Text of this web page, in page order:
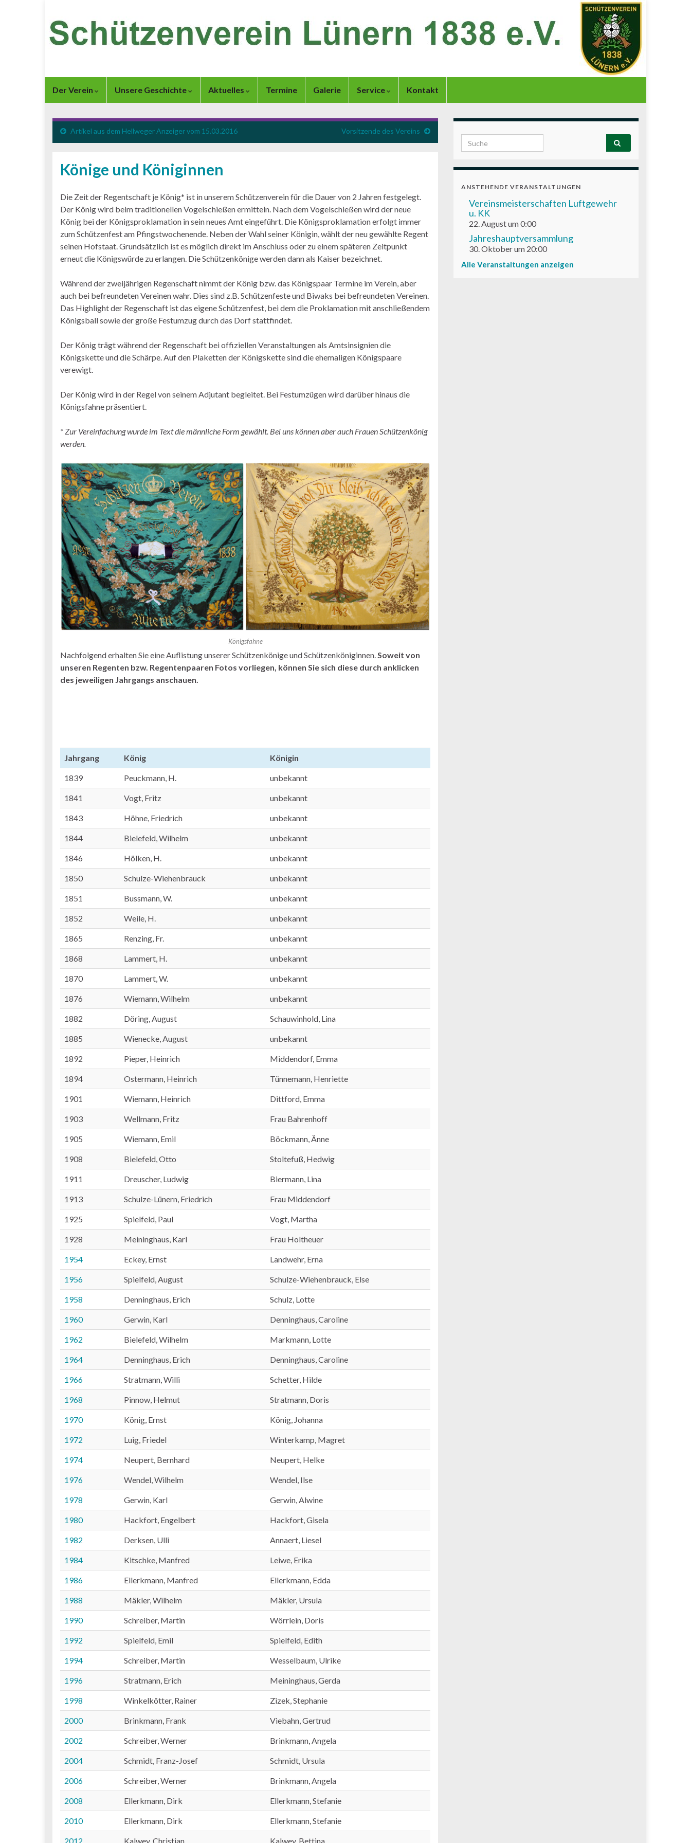
Der Verein Unsere Geschichte Aktuelles Termine Galerie Service Kontakt
Artikel aus dem Hellweger Anzeiger vom 15.03.2016 Vorsitzende des Vereins
Könige und Königinnen
Die Zeit der Regentschaft je König* ist in unserem Schützenverein für die Dauer von 2 Jahren festgelegt.
Der König wird beim traditionellen Vogelschießen ermitteln. Nach dem Vogelschießen wird der neue
König bei der Königsproklamation in sein neues Amt eingeführt. Die Königsproklamation erfolgt immer
zum Schützenfest am Pfingstwochenende. Neben der Wahl seiner Königin, wählt der neu gewählte Regent
seinen Hofstaat. Grundsätzlich ist es möglich direkt im Anschluss oder zu einem späteren Zeitpunkt
erneut die Königswürde zu erlangen. Die Schützenkönige werden dann als Kaiser bezeichnet.
Während der zweijährigen Regenschaft nimmt der König bzw. das Königspaar Termine im Verein, aber
auch bei befreundeten Vereinen wahr. Dies sind z.B. Schützenfeste und Biwaks bei befreundeten Vereinen.
Das Highlight der Regenschaft ist das eigene Schützenfest, bei dem die Proklamation mit anschließendem
Königsball sowie der große Festumzug durch das Dorf stattfindet.
Der König trägt während der Regenschaft bei offiziellen Veranstaltungen als Amtsinsignien die
Königskette und die Schärpe. Auf den Plaketten der Königskette sind die ehemaligen Königspaare
verewigt.
Der König wird in der Regel von seinem Adjutant begleitet. Bei Festumzügen wird darüber hinaus die
Königsfahne präsentiert.
* Zur Vereinfachung wurde im Text die männliche Form gewählt. Bei uns können aber auch Frauen Schützenkönig
werden.
Königsfahne
Nachfolgend erhalten Sie eine Auflistung unserer Schützenkönige und Schützenköniginnen.Soweit von
unseren Regenten bzw. Regentenpaaren Fotos vorliegen, können Sie sich diese durch anklicken
des jeweiligen Jahrgangs anschauen.
Jahrgang König Königin
1839 Peuckmann, H. unbekannt
1841 Vogt, Fritz unbekannt
1843 Höhne, Friedrich unbekannt
1844 Bielefeld, Wilhelm unbekannt
1846 Hölken, H. unbekannt
1850 Schulze-Wiehenbrauck unbekannt
1851 Bussmann, W. unbekannt
1852 Weile, H. unbekannt
1865 Renzing, Fr. unbekannt
1868 Lammert, H. unbekannt
1870 Lammert, W. unbekannt
1876 Wiemann, Wilhelm unbekannt
1882 Döring, August Schauwinhold, Lina
1885 Wienecke, August unbekannt
1892 Pieper, Heinrich Middendorf, Emma
1894 Ostermann, Heinrich Tünnemann, Henriette
1901 Wiemann, Heinrich Dittford, Emma
1903 Wellmann, Fritz Frau Bahrenhoff
1905 Wiemann, Emil Böckmann, Änne
1908 Bielefeld, Otto Stoltefuß, Hedwig
1911 Dreuscher, Ludwig Biermann, Lina
1913 Schulze-Lünern, Friedrich Frau Middendorf
1925 Spielfeld, Paul Vogt, Martha
1928 Meininghaus, Karl Frau Holtheuer
1954 Eckey, Ernst Landwehr, Erna
1956 Spielfeld, August Schulze-Wiehenbrauck, Else
1958 Denninghaus, Erich Schulz, Lotte
1960 Gerwin, Karl Denninghaus, Caroline
1962 Bielefeld, Wilhelm Markmann, Lotte
1964 Denninghaus, Erich Denninghaus, Caroline
1966 Stratmann, Willi Schetter, Hilde
1968 Pinnow, Helmut Stratmann, Doris
1970 König, Ernst König, Johanna
1972 Luig, Friedel Winterkamp, Magret
1974 Neupert, Bernhard Neupert, Helke
1976 Wendel, Wilhelm Wendel, Ilse
1978 Gerwin, Karl Gerwin, Alwine
1980 Hackfort, Engelbert Hackfort, Gisela
1982 Derksen, Ulli Annaert, Liesel
1984 Kitschke, Manfred Leiwe, Erika
1986 Ellerkmann, Manfred Ellerkmann, Edda
1988 Mäkler, Wilhelm Mäkler, Ursula
1990 Schreiber, Martin Wörrlein, Doris
1992 Spielfeld, Emil Spielfeld, Edith
1994 Schreiber, Martin Wesselbaum, Ulrike
1996 Stratmann, Erich Meininghaus, Gerda
1998 Winkelkötter, Rainer Zizek, Stephanie
2000 Brinkmann, Frank Viebahn, Gertrud
2002 Schreiber, Werner Brinkmann, Angela
2004 Schmidt, Franz-Josef Schmidt, Ursula
2006 Schreiber, Werner Brinkmann, Angela
2008 Ellerkmann, Dirk Ellerkmann, Stefanie
2010 Ellerkmann, Dirk Ellerkmann, Stefanie
2012 Kalwey, Christian Kalwey, Bettina
Search for:
ANSTEHENDE VERANSTALTUNGEN
Vereinsmeisterschaften Luftgewehr
u. KK
22. August um 0:00
Jahreshauptversammlung
30. Oktober um 20:00
Alle Veranstaltungen anzeigen